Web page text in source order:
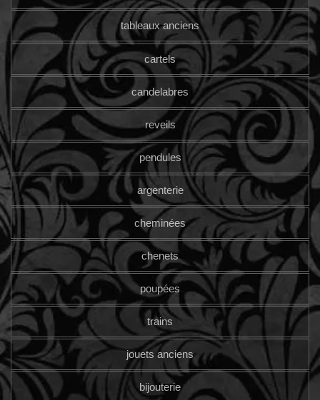
tableaux anciens
cartels
candelabres
reveils
pendules
argenterie
cheminées
chenets
poupées
trains
jouets anciens
bijouterie